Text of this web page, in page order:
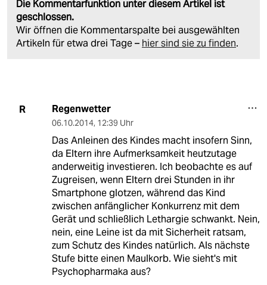
Die Kommentarfunktion unter diesem Artikel ist
geschlossen.
Wir öffnen die Kommentarspalte bei ausgewählten
Artikeln für etwa drei Tage – hier sind sie zu finden.
R Regenwetter
06.10.2014, 12:39 Uhr
Das Anleinen des Kindes macht insofern Sinn,
da Eltern ihre Aufmerksamkeit heutzutage
anderweitig investieren. Ich beobachte es auf
Zugreisen, wenn Eltern drei Stunden in ihr
Smartphone glotzen, während das Kind
zwischen anfänglicher Konkurrenz mit dem
Gerät und schließlich Lethargie schwankt. Nein,
nein, eine Leine ist da mit Sicherheit ratsam,
zum Schutz des Kindes natürlich. Als nächste
Stufe bitte einen Maulkorb. Wie sieht's mit
Psychopharmaka aus?